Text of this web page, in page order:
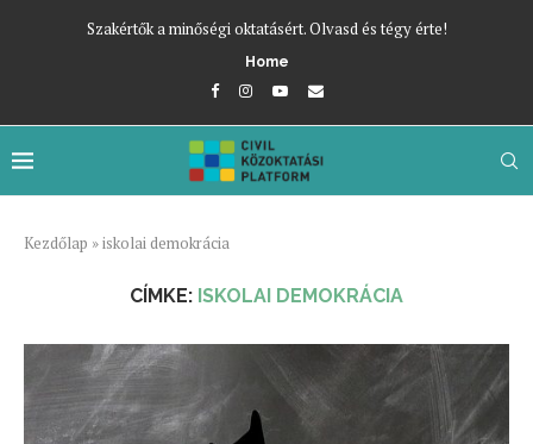
Szakértők a minőségi oktatásért. Olvasd és tégy érte!
Home
Kezdőlap »iskolai demokrácia
CÍMKE: ISKOLAI DEMOKRÁCIA